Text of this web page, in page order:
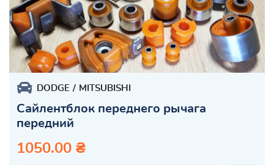
DODGE MITSUBISHI
Сайлентблок переднего рычага
передний
1050.00 ₴